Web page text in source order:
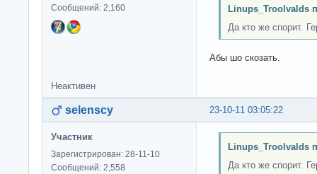
Сообщений: 2,160
Linups_Troolvalds
Да кто же спорит.
Абы шо скозать.
Неактивен
23-10-11 03:05:22
selenscy
Участник
Зарегистрирован: 28-11-10
Сообщений: 2,558
Linups_Troolvalds
Да кто же спорит.